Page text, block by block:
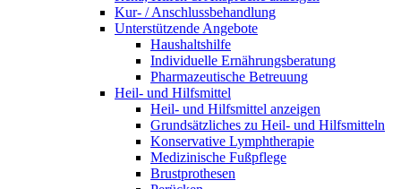
Kur- / Anschlussbehandlung
Unterstützende Angebote
Haushaltshilfe
Individuelle Ernährungsberatung
Pharmazeutische Betreuung
Heil- und Hilfsmittel
Heil- und Hilfsmittel anzeigen
Grundsätzliches zu Heil- und Hilfsmitteln
Konservative Lymphtherapie
Medizinische Fußpflege
Brustprothesen